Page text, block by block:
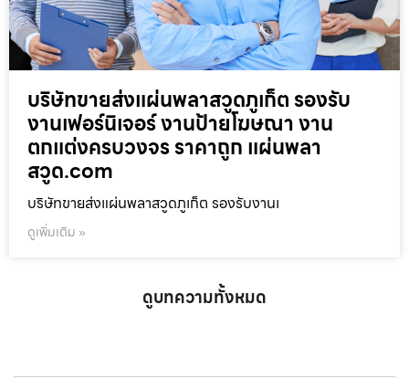
บริษัทขายส่งแผ่นพลาสวูดภูเก็ต รองรับ
งานเฟอร์นิเจอร์ งานป้ายโฆษณา งาน
ตกแต่งครบวงจร ราคาถูก แผ่นพลา
สวูด.com
บริษัทขายส่งแผ่นพลาสวูดภูเก็ต รองรับงานเ
ดูเพิ่มเติม »
ดูบทความทั้งหมด